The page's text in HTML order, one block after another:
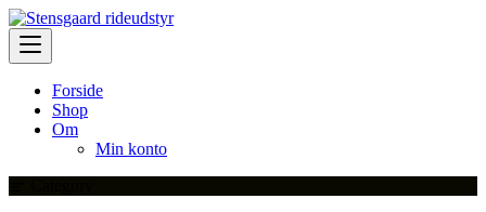
Skip
to
content
Forside
Shop
Om
Min konto